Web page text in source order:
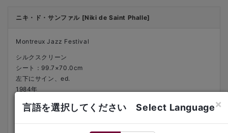
ニキ・ド・サンファル [Niki de Saint Phalle]
Montreux Jazz Festival
シルクスクリーン
シート：99.7×70.0cm
左下にサイン、ed.
1984年
額装
言語を選択してください Select Language×